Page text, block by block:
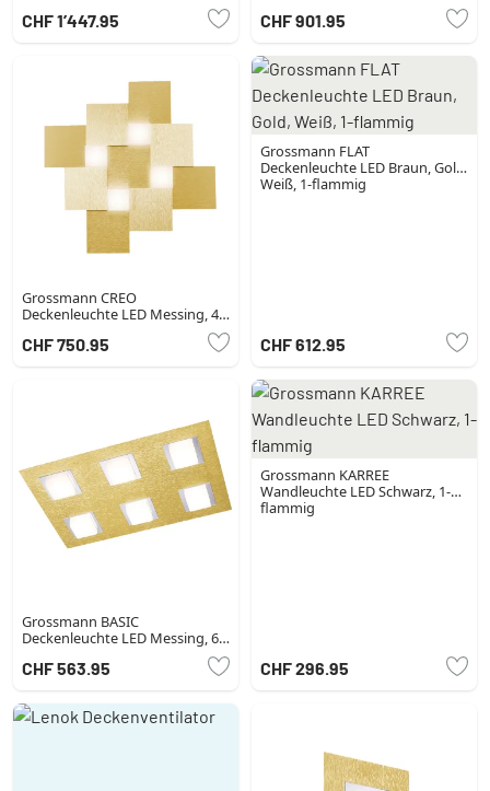
CHF 1’447.95 CHF 901.95
Grossmann CREO
Deckenleuchte LED Messing, 4-
CHF 750.95
Grossmann FLAT
Deckenleuchte LED Braun, Gold,
Weiß, 1-flammig
CHF 612.95
Grossmann BASIC
Deckenleuchte LED Messing, 6-
CHF 563.95
Grossmann KARREE
Wandleuchte LED Schwarz, 1-
flammig
CHF 296.95